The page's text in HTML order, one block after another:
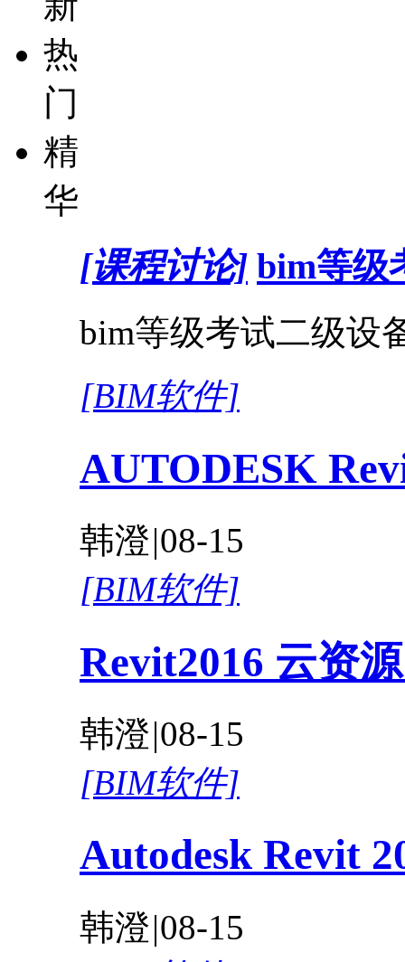
热
门
精
华
[课程讨论] bim等级
bim等级考试二级设
[BIM软件]
AUTODESK
韩澄|08-15
[BIM软件]
Revit2016 云资
韩澄|08-15
[BIM软件]
Autodesk Revit
韩澄|08-15